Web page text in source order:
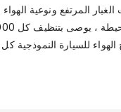
، يوصى بتنظيف كل 3000 كيلومتر مقدمًا ؛